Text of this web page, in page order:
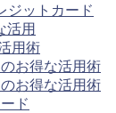
ジットカード
活用
用術
お得な活用術
お得な活用術
ド